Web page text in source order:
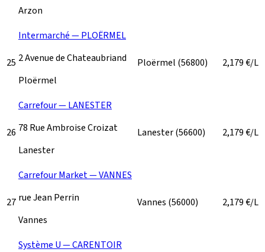
Arzon
25
Intermarché — PLOËRMEL
2 Avenue de Chateaubriand
Ploërmel
Ploërmel (56800) 2,179€/L
26
Carrefour — LANESTER
78 Rue Ambroise Croizat
Lanester
Lanester(56600) 2,179€/L
27
Carrefour Market — VANNES
rue Jean Perrin
Vannes
Vannes (56000) 2,179€/L
Système U — CARENTOIR